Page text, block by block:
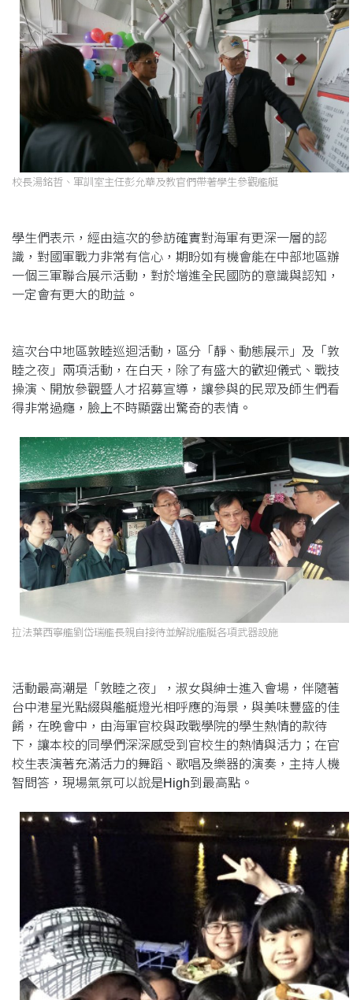
校長湯銘哲、軍訓室主任彭允華及教官們帶著學生參觀艦艇
學生們表示，經由這次的參訪確實對海軍有更深一層的認
識，對國軍戰力非常有信心，期盼如有機會能在中部地區辦
一個三軍聯合展示活動，對於增進全民國防的意識與認知，
一定會有更大的助益。
這次台中地區敦睦巡迴活動，區分「靜、動態展示」及「敦
睦之夜」兩項活動，在白天，除了有盛大的歡迎儀式、戰技
操演、開放參觀暨人才招募宣導，讓參與的民眾及師生們看
得非常過癮，臉上不時顯露出驚奇的表情。
拉法葉西寧艦劉岱瑞艦長親自接待並解說艦艇各項武器設施
活動最高潮是「敦睦之夜」，淑女與紳士進入會場，伴隨著
台中港星光點綴與艦艇燈光相呼應的海景，與美味豐盛的佳
餚，在晚會中，由海軍官校與政戰學院的學生熱情的款待
下，讓本校的同學們深深感受到官校生的熱情與活力；在官
校生表演著充滿活力的舞蹈、歌唱及樂器的演奏，主持人機
智問答，現場氣氛可以說是High到最高點。